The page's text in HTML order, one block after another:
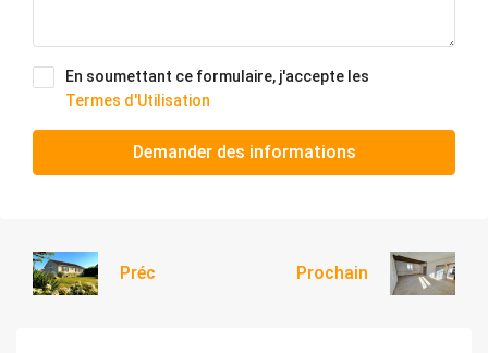
En soumettant ce formulaire, j'accepte les
Termes d'Utilisation
Demander des informations
Préc Prochain